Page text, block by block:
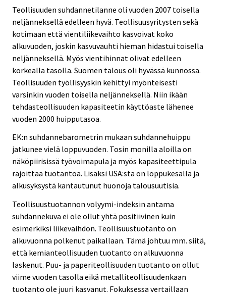
Teollisuuden suhdannetilanne oli vuoden 2007 toisella
neljänneksellä edelleen hyvä. Teollisuusyritysten sekä
kotimaan että vientiliikevaihto kasvoivat koko
alkuvuoden, joskin kasvuvauhti hieman hidastui toisella
neljänneksellä. Myös vientihinnat olivat edelleen
korkealla tasolla. Suomen talous oli hyvässä kunnossa.
Teollisuuden työllisyyskin kehittyi myönteisesti
varsinkin vuoden toisella neljänneksellä. Niin ikään
tehdasteollisuuden kapasiteetin käyttöaste lähenee
vuoden 2000 huipputasoa.
EK:n suhdannebarometrin mukaan suhdannehuippu
jatkunee vielä loppuvuoden. Tosin monilla aloilla on
näköpiirisissä työvoimapula ja myös kapasiteettipula
rajoittaa tuotantoa. Lisäksi USA:sta on loppukesällä ja
alkusyksystä kantautunut huonoja talousuutisia.
Teollisuustuotannon volyymi-indeksin antama
suhdannekuva ei ole ollut yhtä positiivinen kuin
esimerkiksi liikevaihdon. Teollisuustuotanto on
alkuvuonna polkenut paikallaan. Tämä johtuu mm. siitä,
että kemianteollisuuden tuotanto on alkuvuonna
laskenut. Puu- ja paperiteollisuuden tuotanto on ollut
viime vuoden tasolla eikä metalliteollisuudenkaan
tuotanto ole juuri kasvanut. Fokuksessa vertaillaan